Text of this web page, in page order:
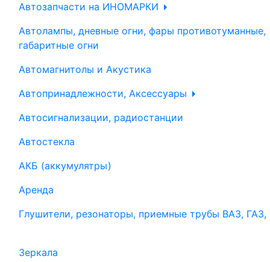
Автозапчасти на ИНОМАРКИ
Автолампы, дневные огни, фары противотуманные,
габаритные огни
Автомагнитолы и Акустика
Автопринадлежности, Аксессуары
Автосигнализации, радиостанции
Автостекла
АКБ (аккумулятры)
Аренда
Глушители, резонаторы, приемные трубы ВАЗ, ГАЗ,
Зеркала